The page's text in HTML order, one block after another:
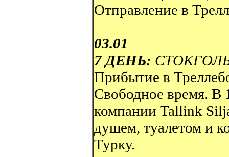
Отправление в
03.01
7 ДЕНЬ:
Прибытие в
Свободное время. В
компании Tallink
душем, туалетом и
Турку.